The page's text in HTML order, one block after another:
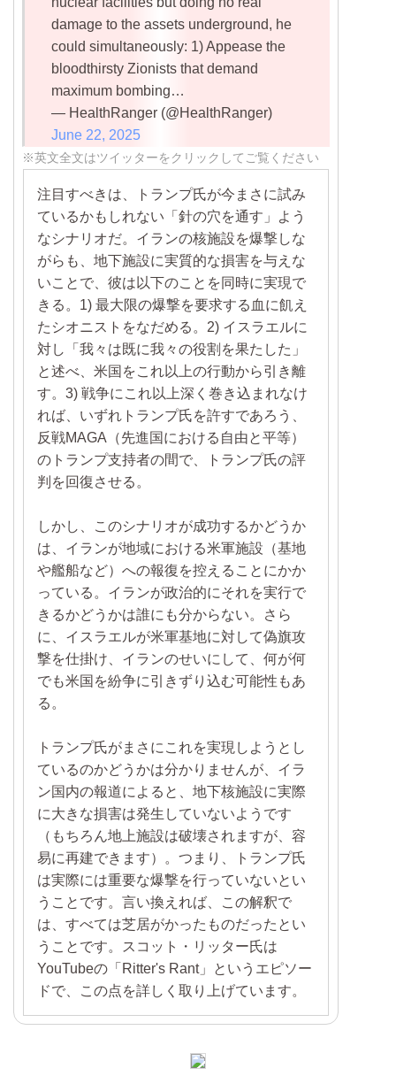
damage to the assets underground, he
could simultaneously: 1) Appease the
bloodthirsty Zionists that demand
maximum bombing…
— HealthRanger (@HealthRanger)
June 22, 2025
※英文全文はツイッターをクリックしてご覧ください
注目すべきは、トランプ氏が今まさに試み
ているかもしれない「針の穴を通す」よう
なシナリオだ。イランの核施設を爆撃しな
がらも、地下施設に実質的な損害を与えな
いことで、彼は以下のことを同時に実現で
きる。1) 最大限の爆撃を要求する血に飢え
たシオニストをなだめる。2) イスラエルに
対し「我々は既に我々の役割を果たした」
と述べ、米国をこれ以上の行動から引き離
す。3) 戦争にこれ以上深く巻き込まれなけ
れば、いずれトランプ氏を許すであろう、
反戦MAGA（先進国における自由と平等）
のトランプ支持者の間で、トランプ氏の評
判を回復させる。
しかし、このシナリオが成功するかどうか
は、イランが地域における米軍施設（基地
や艦船など）への報復を控えることにかか
っている。イランが政治的にそれを実行で
きるかどうかは誰にも分からない。さら
に、イスラエルが米軍基地に対して偽旗攻
撃を仕掛け、イランのせいにして、何が何
でも米国を紛争に引きずり込む可能性もあ
る。
トランプ氏がまさにこれを実現しようとし
ているのかどうかは分かりませんが、イラ
ン国内の報道によると、地下核施設に実際
に大きな損害は発生していないようです
（もちろん地上施設は破壊されますが、容
易に再建できます）。つまり、トランプ氏
は実際には重要な爆撃を行っていないとい
うことです。言い換えれば、この解釈で
は、すべては芝居がかったものだったとい
うことです。スコット・リッター氏​​は
YouTubeの「Ritter's Rant」というエピソー
ドで、この点を詳しく取り上げています。